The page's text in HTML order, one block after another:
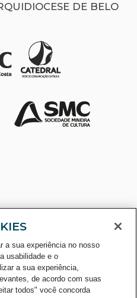
DE BELO
a sua experiência no nosso
usabilidade e o
a sua experiência,
de acordo com suas
todos" você concorda